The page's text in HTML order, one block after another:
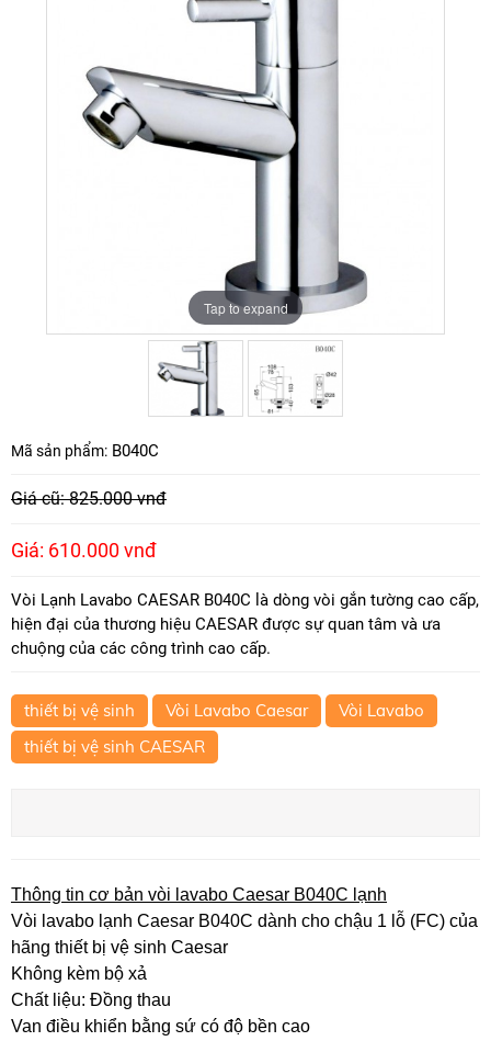
Tap to expand
Tap to expand
Mã sản phẩm: B040C
Giá cũ: 825.000 vnđ
Giá: 610.000 vnđ
Vòi Lạnh Lavabo CAESAR B040C là dòng vòi gắn tường cao cấp,
hiện đại của thương hiệu CAESAR được sự quan tâm và ưa
chuộng của các công trình cao cấp.
thiết bị vệ sinh Vòi Lavabo Caesar
Vòi Lavabo
thiết bị vệ sinh CAESAR
Thông tin cơ bản vòi lavabo Caesar B040C lạnh
Vòi lavabo lạnh Caesar B040C dành cho chậu 1 lỗ (FC) của
hãng thiết bị vệ sinh Caesar
Không kèm bộ xả
Chất liệu: Đồng thau
Van điều khiển bằng sứ có độ bền cao